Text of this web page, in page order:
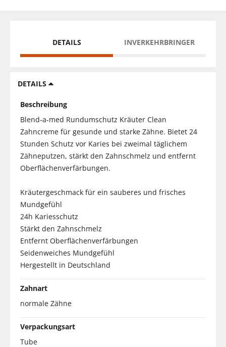
DETAILS INVERKEHRBRINGER
DETAILS
Beschreibung
Blend-a-med Rundumschutz Kräuter Clean
Zahncreme für gesunde und starke Zähne. Bietet 24
Stunden Schutz vor Karies bei zweimal täglichem
Zähneputzen, stärkt den Zahnschmelz und entfernt
Oberflächenverfärbungen.
Kräutergeschmack für ein sauberes und frisches
Mundgefühl
24h Kariesschutz
Stärkt den Zahnschmelz
Entfernt Oberflächenverfärbungen
Seidenweiches Mundgefühl
Hergestellt in Deutschland
Zahnart
normale Zähne
Verpackungsart
Tube